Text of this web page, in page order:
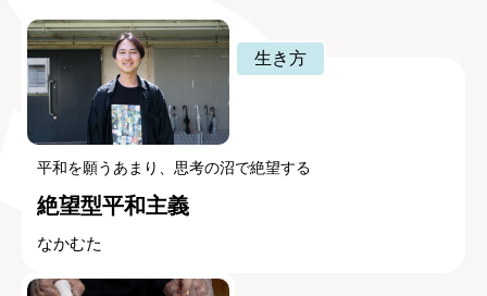
生き方
平和を願うあまり、思考の沼で絶望する
絶望型平和主義
なかむた